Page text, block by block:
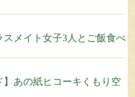
メイト女子3人とご飯食べ
】あの紙ヒコーキくもり空